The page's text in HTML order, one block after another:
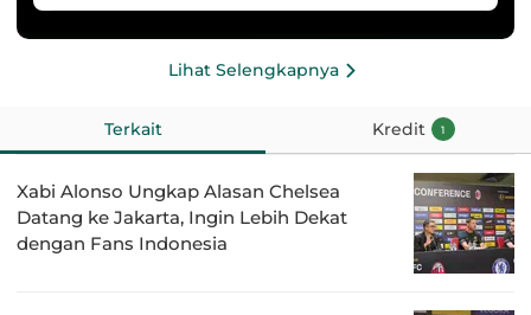
Lihat Selengkapnya
Terkait Kredit 1
Xabi Alonso Ungkap Alasan Chelsea
Datang ke Jakarta, Ingin Lebih Dekat
dengan Fans Indonesia